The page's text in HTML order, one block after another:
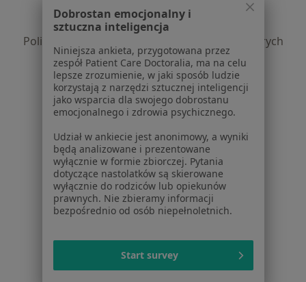
Polityka prywatności pacjentów
Polityka prywatności profesjonalistów
Polityka prywatności dla profesjonalistów, których
dane pozyskaliśmy samodzielnie
Polityka cookies
Jak działają wyniki wyszukiwania
Dostępność
Praca Rekrutujemy!
Partnerzy
Centrum prasowe
Kontakt
Dla pacjentów
Lekarze
Placówki medyczne
Pytania i odpowiedzi
Dobrostan emocjonalny i
sztuczna inteligencja
Niniejsza ankieta, przygotowana przez
zespół Patient Care Doctoralia, ma na celu
lepsze zrozumienie, w jaki sposób ludzie
korzystają z narzędzi sztucznej inteligencji
jako wsparcia dla swojego dobrostanu
emocjonalnego i zdrowia psychicznego.
Udział w ankiecie jest anonimowy, a wyniki
będą analizowane i prezentowane
wyłącznie w formie zbiorczej. Pytania
dotyczące nastolatków są skierowane
wyłącznie do rodziców lub opiekunów
prawnych. Nie zbieramy informacji
bezpośrednio od osób niepełnoletnich.
Start survey